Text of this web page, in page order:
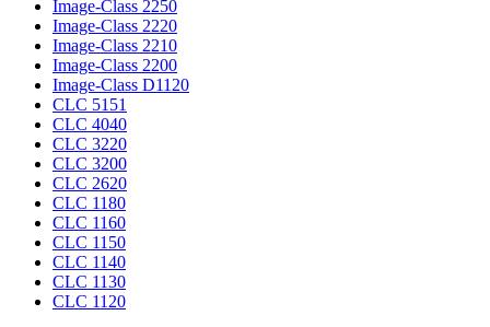
Image-Class 2250
Image-Class 2220
Image-Class 2210
Image-Class 2200
Image-Class D1120
CLC 5151
CLC 4040
CLC 3220
CLC 3200
CLC 2620
CLC 1180
CLC 1160
CLC 1150
CLC 1140
CLC 1130
CLC 1120